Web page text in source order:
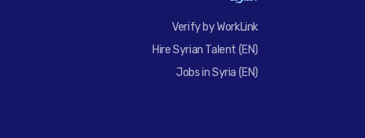
Verify by WorkLink
Hire Syrian Talent (EN)
Jobs in Syria (EN)